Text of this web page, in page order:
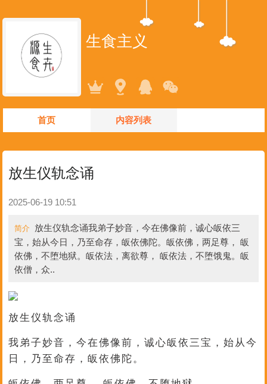
生食主义
首页 内容列表
放生仪轨念诵
2025-06-19 10:51
简介 放生仪轨念诵我弟子妙音，今在佛像前，诚心皈依三
宝，始从今日，乃至命存，皈依佛陀。皈依佛，两足尊， 皈
依佛，不堕地狱。皈依法，离欲尊， 皈依法，不堕饿鬼。皈
依僧，众..
放生仪轨念诵
我弟子妙音，今在佛像前，诚心皈依三宝，始从今
日，乃至命存，皈依佛陀。